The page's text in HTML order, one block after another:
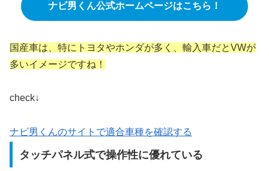
ナビ男くん公式ホームページはこちら！
国産車は、特にトヨタやホンダが多く、輸入車だとVWが
多いイメージですね！
check↓
ナビ男くんのサイトで適合車種を確認する
タッチパネル式で操作性に優れている